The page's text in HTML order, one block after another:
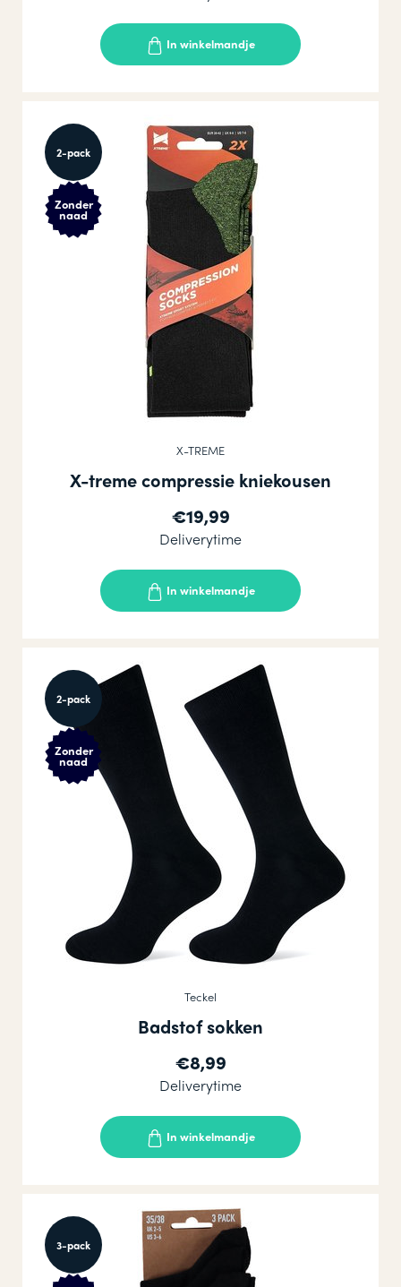
In winkelmandje
2-pack
Zonder
naad
X-TREME
X-treme compressie kniekousen
€19,99
Deliverytime
In winkelmandje
2-pack
Zonder
naad
Teckel
Badstof sokken
€8,99
Deliverytime
In winkelmandje
3-pack